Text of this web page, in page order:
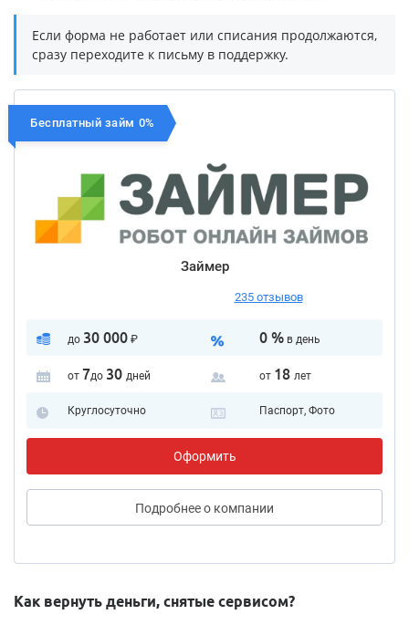
Если форма не работает или списания продолжаются,
сразу переходите к письму в поддержку.
Бесплатный займ 0%
Займер
235 отзывов
до 30 000₽ 0 %в день
от 7до 30 дней от 18 лет
Круглосуточно Паспорт, Фото
Оформить
Подробнеео компании
Как вернуть деньги, снятые сервисом?